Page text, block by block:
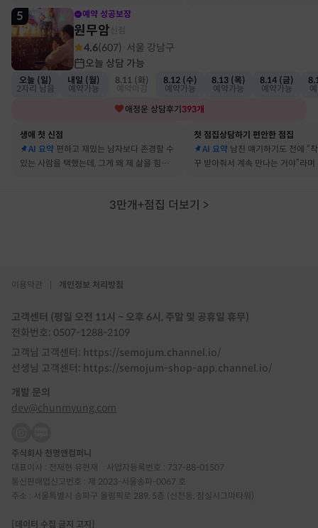
뀔 거란 말까지 그대로 현실이 됐어요
5 예약 성공보장
원무암
4.6(607) 서울 강남구
오늘 상담 가능
오늘 (일)
2자리 남음
내일 (월)
예약가능
8.11 (화)
8.12 (수)
예약가능
8.13 (목)
예약가능
8.14 (금)
예약가능
애정운 상담후기 393개
생애 첫 신점
AI 요약 편하고 재밌는 남자보다 존경할 수
있는 사람을 택했는데, 그게 왜 제 삶을 힘들게
첫 점집상담하기 편안한 점집
AI 요약 남친 얘기하기도 전에 “
꾸 받아줘서 계속 만나는 거야”라며
3만개+점집 더보기 >
이용약관 개인정보 처리방침
고객센터 (평일 오전 11시 ~ 오후 6시, 주말 및 공휴일 휴무)
전화번호: 0507-1288-2109
고객님 고객센터: https://semojum.channel.io/
선생님 고객센터: https://semojum-shop-app.channel.io/
개발 문의
dev@chunmyung.com
주식회사 천명앤컴퍼니
대표이사 : 전재현 유현재 사업자등록번호 : 737-88-01507
통신판매업신고번호 : 제 2023-서울송파-0067 호
주소 : 서울특별시 송파구 올림픽로 289, 5층 (신천동, 잠실시그마타워)
[데이터 수집 금지 고지]